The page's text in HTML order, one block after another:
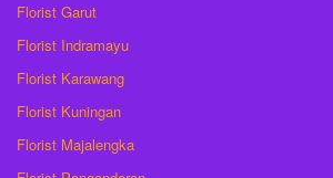
Florist Garut
Florist Indramayu
Florist Karawang
Florist Kuningan
Florist Majalengka